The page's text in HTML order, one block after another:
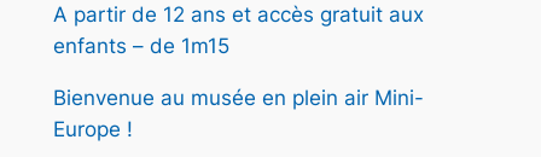
5
0
0
€
I
E
R
O
A partir de 12 ans et accès gratuit aux
enfants – de 1m15
Bienvenue au musée en plein air Mini-
Europe !